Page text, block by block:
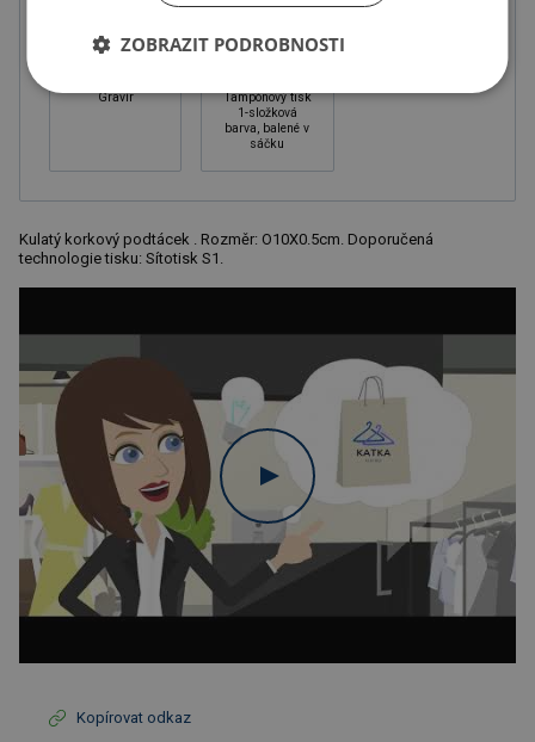
Gravír
Tampónový tisk
1-složková
barva, balené v
sáčku
Kulatý korkový podtácek . Rozměr: O10X0.5cm. Doporučená
technologie tisku: Sítotisk S1.
Kopírovat odkaz
ZOBRAZIT PODROBNOSTI